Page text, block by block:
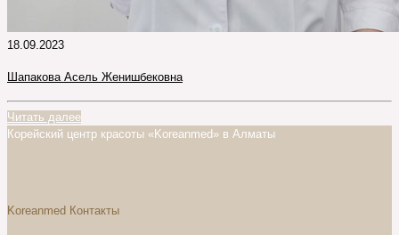
18.09.2023
Шапакова Асель Женишбековна
Читать далее
Корейский центр красоты «Koreanmed» в Алматы
Koreanmed Контакты